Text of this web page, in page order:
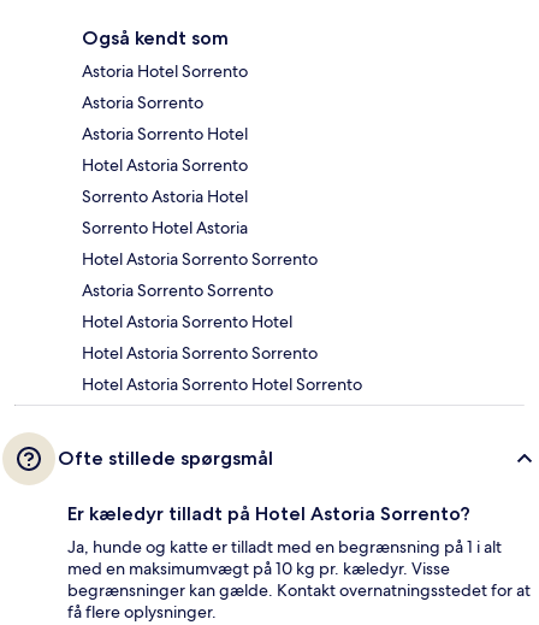
Også kendt som
Astoria Hotel Sorrento
Astoria Sorrento
Astoria Sorrento Hotel
Hotel Astoria Sorrento
Sorrento Astoria Hotel
Sorrento Hotel Astoria
Hotel Astoria Sorrento Sorrento
Astoria Sorrento Sorrento
Hotel Astoria Sorrento Hotel
Hotel Astoria Sorrento Sorrento
Hotel Astoria Sorrento Hotel Sorrento
Ofte stillede spørgsmål
Er kæledyr tilladt på Hotel Astoria Sorrento?
Ja, hunde og katte er tilladt med en begrænsning på 1 i alt
med en maksimumvægt på 10 kg pr. kæledyr. Visse
begrænsninger kan gælde. Kontakt overnatningsstedet for at
få flere oplysninger.